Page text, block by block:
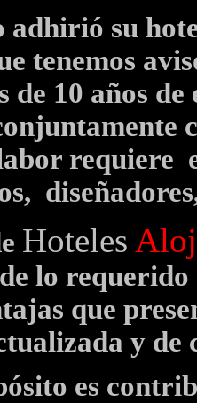
adhirió su
tenemos
de 10 años
requiere
Hoteles
lo
que
y de
es